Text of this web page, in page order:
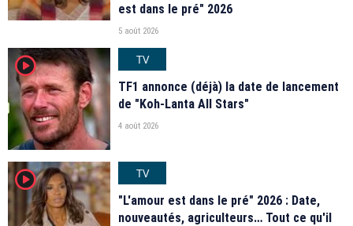
est dans le pré" 2026
5 août 2026
player2
TV
TF1 annonce (déjà) la date de lancement
de "Koh-Lanta All Stars"
4 août 2026
player2
TV
"L'amour est dans le pré" 2026 : Date,
nouveautés, agriculteurs… Tout ce qu'il